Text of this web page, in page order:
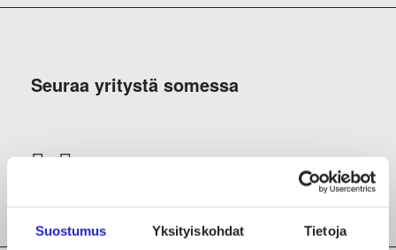
Suostumus Yksityiskohdat Tietoja
Seuraa yritystä somessa